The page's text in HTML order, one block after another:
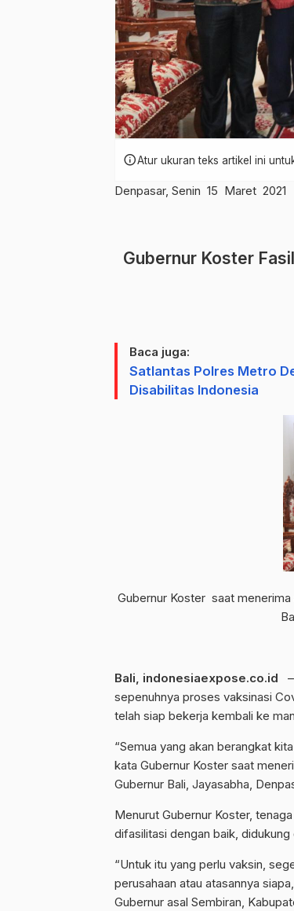
infoAtur ukuran teks artikel ini
Denpasar, Senin 15 Maret 2021
Gubernur Koster
Baca juga:
Satlantas Polres Metro
Disabilitas Indonesia
Gubernur Koster saat menerima
Bali, indonesiaexpose.co.id
sepenuhnya proses vaksinasi
telah siap bekerja kembali ke
“Semua yang akan berangkat
kata Gubernur Koster saat
Gubernur Bali, Jayasabha,
Menurut Gubernur Koster,
difasilitasi dengan baik,
“Untuk itu yang perlu vaksin,
perusahaan atau atasannya
Gubernur asal Sembiran,